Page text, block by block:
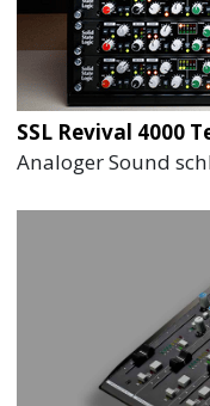
SSL Revival 4000
Analoger Sound